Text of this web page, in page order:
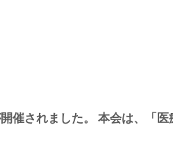
催されました。 本会は、「